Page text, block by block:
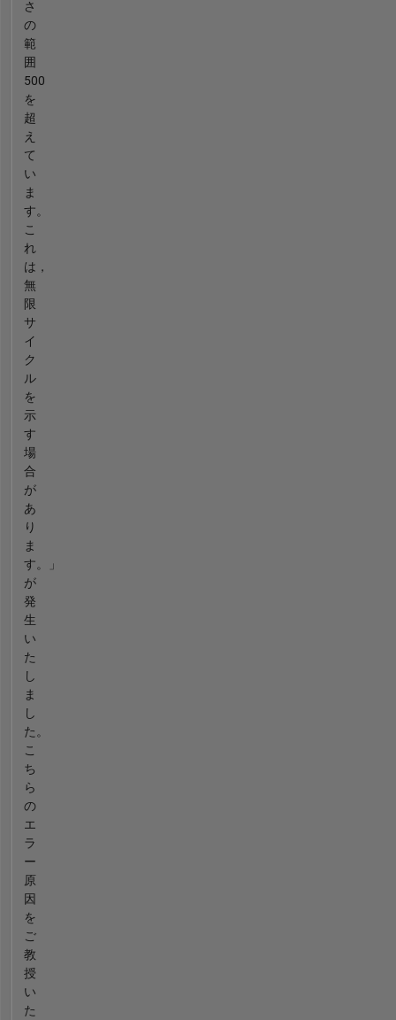
さ
の
範
囲
500
を
超
え
て
い
ま
す。
こ
れ
は，
無
限
サ
イ
ク
ル
を
示
す
場
合
が
あ
り
ま
す。」
が
発
生
い
た
し
ま
し
た。
こ
ち
ら
の
エ
ラ
ー
原
因
を
ご
教
授
い
た